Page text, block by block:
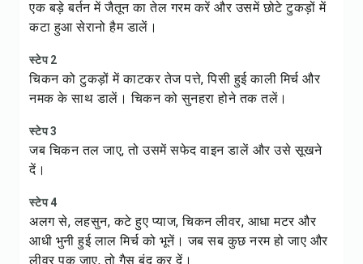
एक बड़े बर्तन में जैतून का तेल गरम करें और उसमें छोटे टुकड़ों में
कटा हुआ सेरानो हैम डालें।
स्टेप 2
चिकन को टुकड़ों में काटकर तेज पत्ते, पिसी हुई काली मिर्च और
नमक के साथ डालें। चिकन को सुनहरा होने तक तलें।
स्टेप 3
जब चिकन तल जाए, तो उसमें सफेद वाइन डालें और उसे सूखने
दें।
स्टेप 4
अलग से, लहसुन, कटे हुए प्याज, चिकन लीवर, आधा मटर और
आधी भुनी हुई लाल मिर्च को भूनें। जब सब कुछ नरम हो जाए और
लीवर पक जाए, तो गैस बंद कर दें।